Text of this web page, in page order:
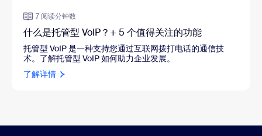
7 阅读分钟数
什么是托管型 VoIP？+ 5 个值得关注的功能
托管型 VoIP 是一种支持您通过互联网拨打电话的通信技
术。了解托管型 VoIP 如何助力企业发展。
了解详情